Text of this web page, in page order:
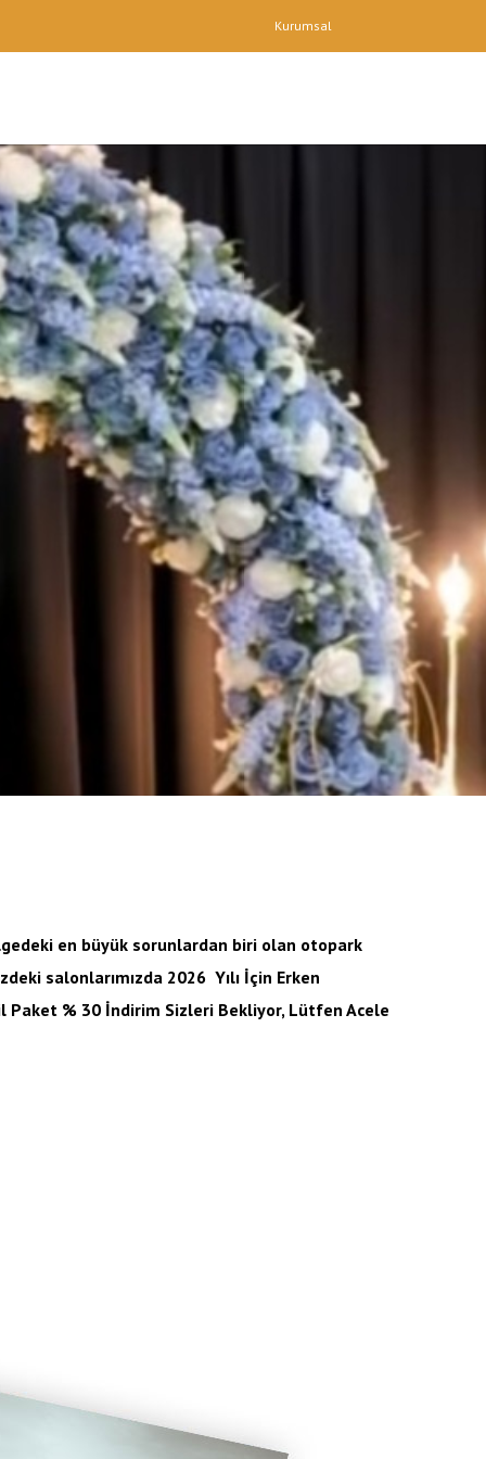
Kurumsal
en büyük sorunlardan biri olan otopark
salonlarımızda 2026 Yılı İçin Erken
Paket % 30 İndirim Sizleri Bekliyor, Lütfen Acele